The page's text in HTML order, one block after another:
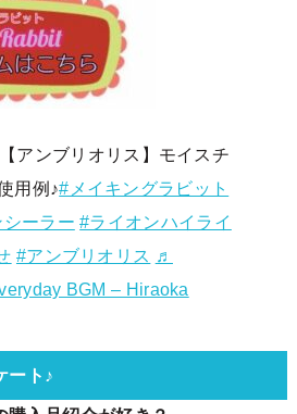
アンブリオリス】モイスチ
用例♪#メイキングラビット
ーラー #ライオンハイライ
#アンブリオリス
♬
BGM – Hiraoka
ート♪